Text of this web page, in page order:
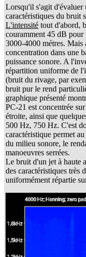
Lorsqu'il s'agit d'évaluer
caractéristiques du bruit
L'intensité tout d'abord,
couramment 45 dB pour
3000-4000 métres. Mais
concentration dans une
puissance sonore. A
répartition uniforme de
(bruit du rivage, par
bruit pur le rend
graphique présenté
PC-21 est concentrée
étroite, ainsi que
500 Hz, 750 Hz. C'est
caractéristique permet
du milieu sonore, le
manoeuvres serrées.
Le bruit d'un jet à haute
des caractéristiques très
uniformément répartie